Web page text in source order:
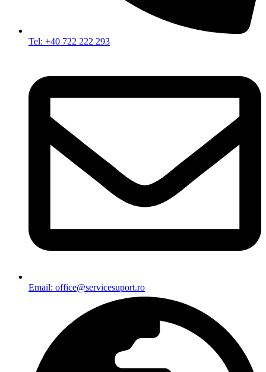
Tel: +40 722 222 293
Email: office@servicesuport.ro